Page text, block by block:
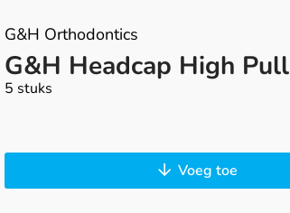
G&H Orthodontics
G&H Headcap High Pull
5 stuks
Voeg toe